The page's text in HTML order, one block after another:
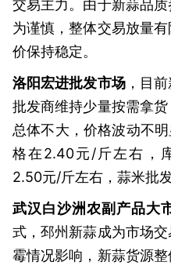
交易主力。由于新蒜品
为谨慎，整体交易放量
价保持稳定。
洛阳宏进批发市场，目
批发商维持少量按需拿
总体不大，价格波动不
格在2.40元/斤左右，
2.50元/斤左右，蒜米批
武汉白沙洲农副产品大
式，邳州新蒜成为市场
霉情况影响，新蒜货源